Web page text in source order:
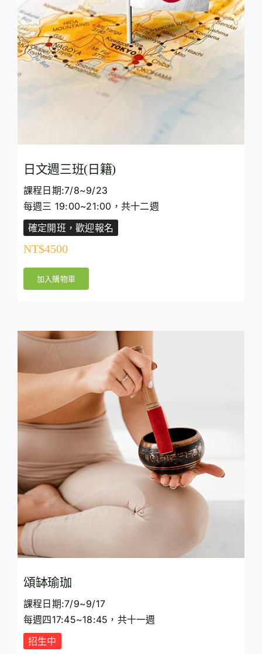
日文週三班(日籍)
課程日期:7/8~9/23
每週三 19:00~21:00，共十二週
確定開班，歡迎報名
NT$4500
加入購物車
頌缽瑜珈
課程日期:7/9~9/17
每週四17:45~18:45，共十一週
招生中